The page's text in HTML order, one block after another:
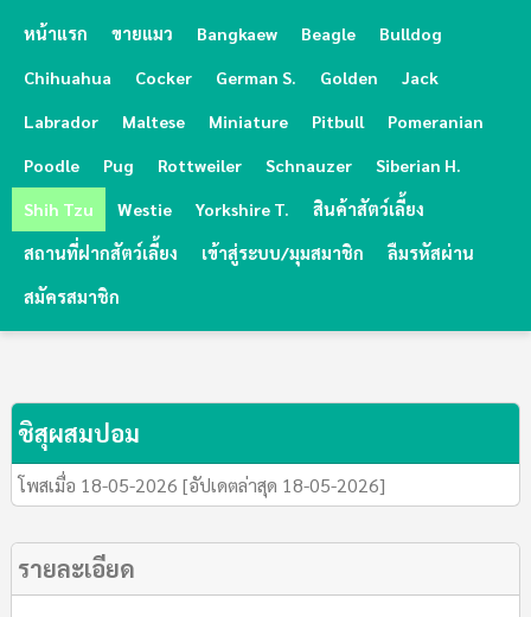
หน้าแรก ขายแมว Bangkaew Beagle Bulldog
Chihuahua Cocker German S. Golden Jack
Labrador Maltese Miniature Pitbull Pomeranian
Poodle Pug Rottweiler Schnauzer Siberian H.
Shih Tzu Westie Yorkshire T. สินค้าสัตว์เลี้ยง
สถานที่ฝากสัตว์เลี้ยง เข้าสู่ระบบ/มุมสมาชิก ลืมรหัสผ่าน
สมัครสมาชิก
ชิสุผสมปอม
โพสเมื่อ 18-05-2026 [อัปเดตล่าสุด 18-05-2026]
รายละเอียด